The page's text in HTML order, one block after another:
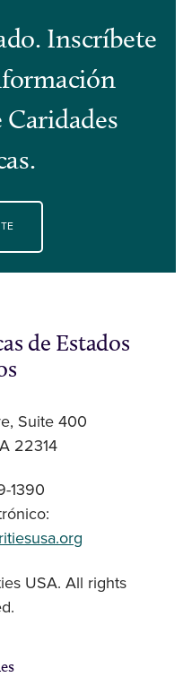
Inscríbete
Caridades
de Estados
Suite 400
22314
1390
USA. All rights